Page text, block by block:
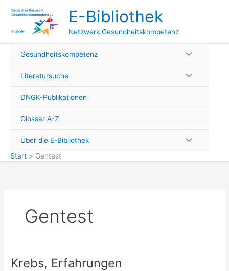
Inhalt
E-Bibliothek
Netzwerk Gesundheitskompetenz
Gesundheitskompetenz
Literatursuche
DNGK-Publikationen
Glossar A-Z
Über die E-Bibliothek
Start
Gentest
Gentest
Krebs, Erfahrungen